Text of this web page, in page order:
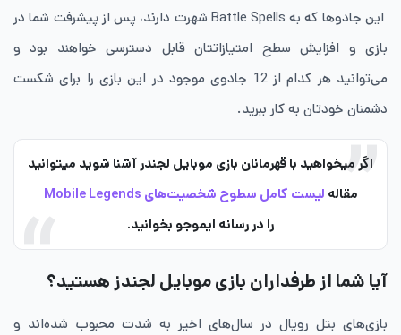
این جادوها که به Battle Spells شهرت دارند، پس از پیشرفت شما در
بازی و افزایش سطح امتیازاتتان قابل دسترسی خواهند بود و
می‌توانید هر کدام از 12 جادوی موجود در این بازی را برای شکست
دشمنان خودتان به کار ببرید.
اگر میخواهید با قهرمانان بازی موبایل لجندر آشنا شوید میتوانید
مقاله لیست کامل سطوح شخصیت‌های Mobile Legends
را در رسانه ایموجو بخوانید.
آیا شما از طرفداران بازی موبایل لجندز هستید؟
بازی‌های بتل رویال در سال‌های اخیر به شدت محبوب شده‌اند و